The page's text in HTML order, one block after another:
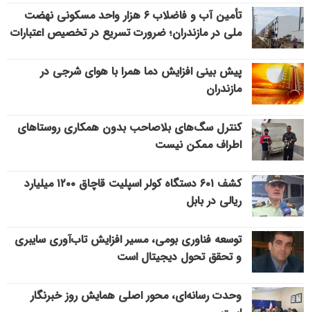
تأمین آب و فاضلاب ۶ هزار واحد مسکونی نهضت
ملی در مازندران؛ ضرورت تسریع در تخصیص اعتبارات
پیش بینی افزایش دما همرا با هوای شرجی در
مازندران
کنترل سگ‌های بلاصاحب بدون همکاری روستاهای
اطراف ممکن نیست
کشف ۶۰۱ دستگاه کولر اسپلیت قاچاق ۱۲۰۰ میلیارد
ریالی در بابل
توسعه فناوری بومی، مسیر افزایش تاب‌آوری سایبری
و تحقق تحول دیجیتال است
وحدت رسانه‌ای، محور اصلی همایش روز خبرنگار